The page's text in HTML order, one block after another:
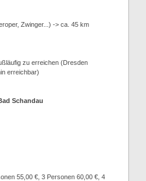
Zwinger...) -> ca. 45 km
zu erreichen (Dresden
erreichbar)
Schandau
55,00 €, 3 Personen 60,00 €, 4